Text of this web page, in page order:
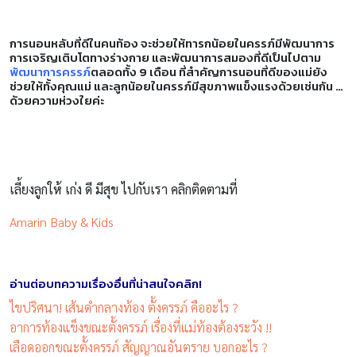
การนอนหลับที่ดีในคนท้อง จะช่วยให้ทารกน้อยในครรภ์มีพัฒนาการ
การเจริญเติบโตทางร่างกาย และพัฒนาการสมองที่ดีเป็นไปตาม
พัฒนาการครรภ์ตลอดทั้ง 9 เดือน ที่สำคัญการนอนที่ดีของแม่ยัง
ช่วยให้ทั้งคุณแม่ และลูกน้อยในครรภ์มีสุขภาพแข็งแรงด้วยเช่นกัน …
ด้วยความห่วงใยค่ะ
เลี้ยงลูกให้ เก่ง ดี มีสุข ไปกับเรา คลิกติดตามที่
Amarin Baby & Kids
อ่านต่อบทความเรื่องอื่นที่น่าสนใจคลิก!
ไขปริศนา! เส้นดำกลางท้อง ตั้งครรภ์ คืออะไร ?
อาการท้องแข็งขณะตั้งครรภ์ เรื่องที่แม่ท้องต้องระวัง !!
เลือดออกขณะตั้งครรภ์ สัญญาณอันตราย บอกอะไร ?